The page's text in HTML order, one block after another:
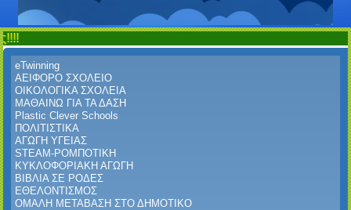
Καλώς
eTwinning
ΑΕΙΦΟΡΟ ΣΧΟΛΕΙΟ
ΟΙΚΟΛΟΓΙΚΑ ΣΧΟΛΕΙΑ
ΜΑΘΑΙΝΩ ΓΙΑ ΤΑ ΔΑΣΗ
Plastic Clever Schools
ΠΟΛΙΤΙΣΤΙΚΑ
ΑΓΩΓΗ ΥΓΕΙΑΣ
STEAM-ΡΟΜΠΟΤΙΚΗ
ΚΥΚΛΟΦΟΡΙΑΚΗ ΑΓΩΓΗ
ΒΙΒΛΙΑ ΣΕ ΡΟΔΕΣ
ΕΘΕΛΟΝΤΙΣΜΟΣ
ΟΜΑΛΗ ΜΕΤΑΒΑΣΗ ΣΤΟ ΔΗΜΟΤΙΚΟ